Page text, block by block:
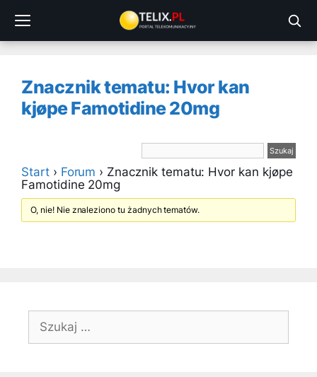
treści
Znacznik tematu: Hvor kan
kjøpe Famotidine 20mg
Start › Forum › Znacznik tematu: Hvor kan kjøpe
Famotidine 20mg
O, nie! Nie znaleziono tu żadnych tematów.
Szukaj: